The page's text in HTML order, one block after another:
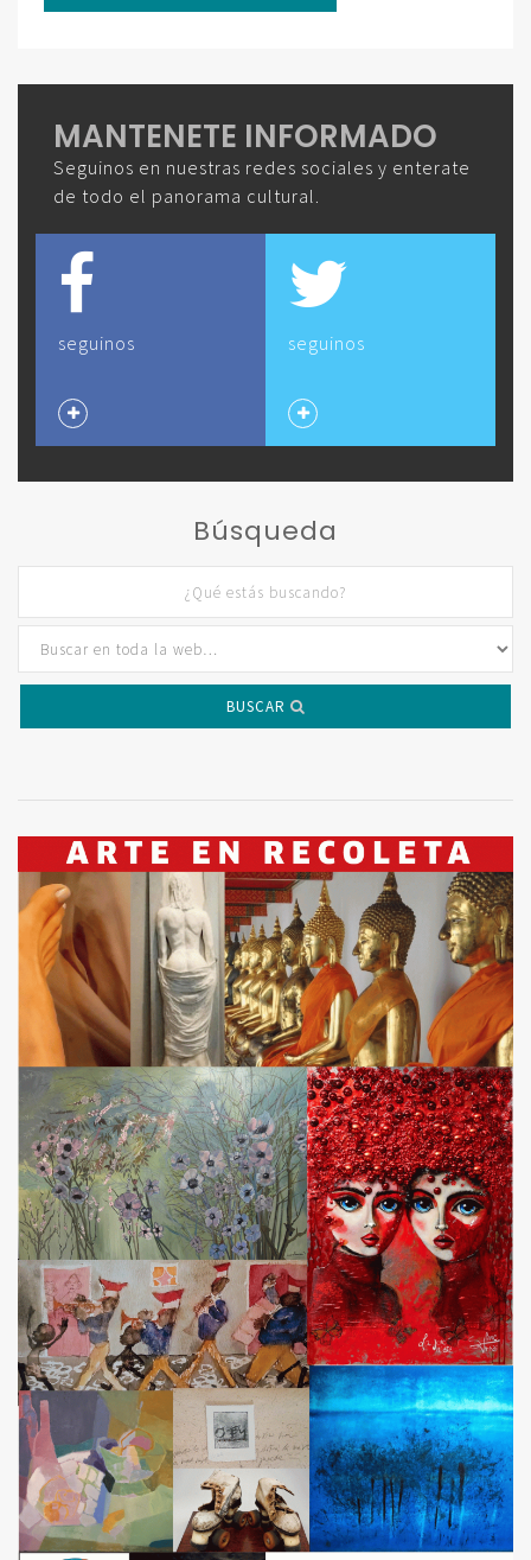
MANTENETE INFORMADO
Seguinos en nuestras redes sociales y enterate
de todo el panorama cultural.
seguinos seguinos
Búsqueda
BUSCAR